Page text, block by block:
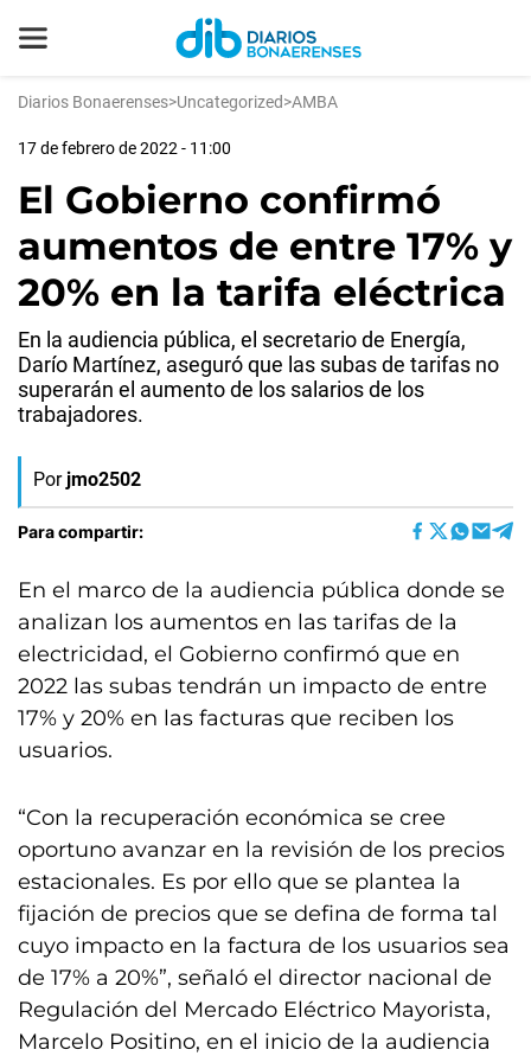
Diarios Bonaerenses>Uncategorized>AMBA
17 de febrero de 2022 - 11:00
El Gobierno confirmó
aumentos de entre 17% y
20% en la tarifa eléctrica
En la audiencia pública, el secretario de Energía,
Darío Martínez, aseguró que las subas de tarifas no
superarán el aumento de los salarios de los
trabajadores.
Por jmo2502
Para compartir:
En el marco de la audiencia pública donde se
analizan los aumentos en las tarifas de la
electricidad, el Gobierno confirmó que en
2022 las subas tendrán un impacto de entre
17% y 20% en las facturas que reciben los
usuarios.
“Con la recuperación económica se cree
oportuno avanzar en la revisión de los precios
estacionales. Es por ello que se plantea la
fijación de precios que se defina de forma tal
cuyo impacto en la factura de los usuarios sea
de 17% a 20%”, señaló el director nacional de
Regulación del Mercado Eléctrico Mayorista,
Marcelo Positino, en el inicio de la audiencia